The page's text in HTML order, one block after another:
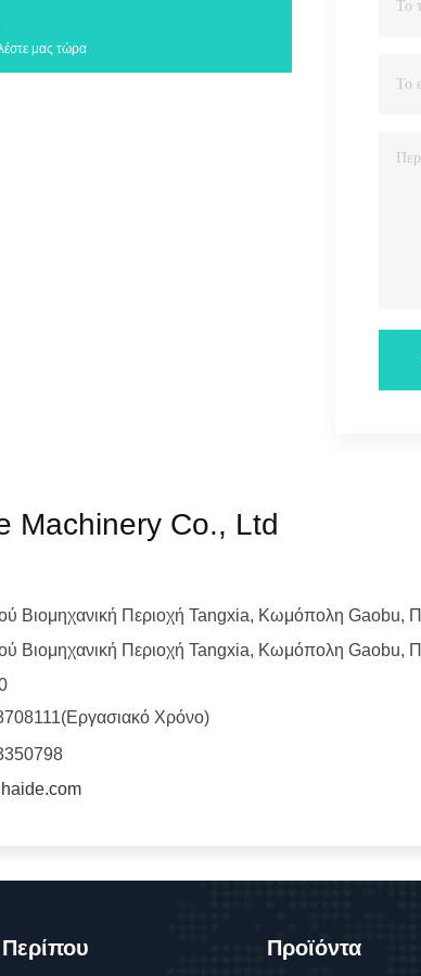
μας τώρα
Machinery Co., Ltd
Βιομηχανική Περιοχή Tangxia, Κωμόπολη
Βιομηχανική Περιοχή Tangxia, Κωμόπολη
Χρόνο)
Περίπου Προϊόντα